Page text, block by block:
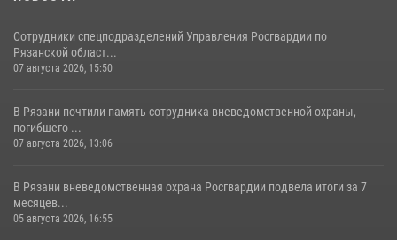
Сотрудники спецподразделений Управления Росгвардии по
Рязанской област...
07 августа 2026, 15:50
В Рязани почтили память сотрудника вневедомственной охраны,
погибшего ...
07 августа 2026, 13:06
В Рязани вневедомственная охрана Росгвардии подвела итоги за 7
месяцев...
05 августа 2026, 16:55